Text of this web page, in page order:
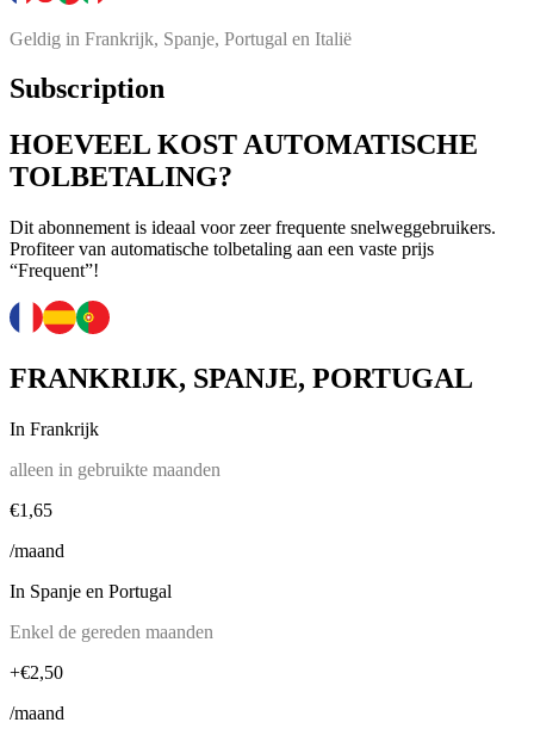
Geldig in Frankrijk, Spanje, Portugal en Italië
Subscription
HOEVEEL KOST AUTOMATISCHE
TOLBETALING?
Dit abonnement is ideaal voor zeer frequente snelweggebruikers.
Profiteer van automatische tolbetaling aan een vaste prijs
“Frequent”!
FRANKRIJK, SPANJE, PORTUGAL
In Frankrijk
alleen in gebruikte maanden
€1,65
/maand
In Spanje en Portugal
Enkel de gereden maanden
+€2,50
/maand